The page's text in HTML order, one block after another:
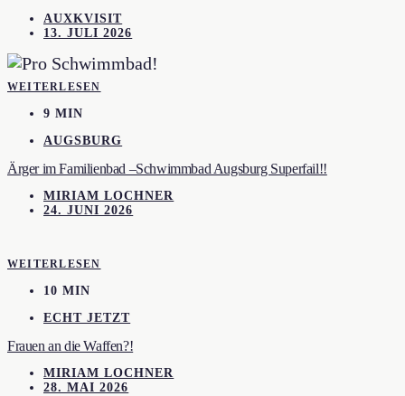
AUXKVISIT
13. JULI 2026
WEITERLESEN
9 MIN
AUGSBURG
Ärger im Familienbad –Schwimmbad Augsburg Superfail!!
MIRIAM LOCHNER
24. JUNI 2026
WEITERLESEN
10 MIN
ECHT JETZT
Frauen an die Waffen?!
MIRIAM LOCHNER
28. MAI 2026